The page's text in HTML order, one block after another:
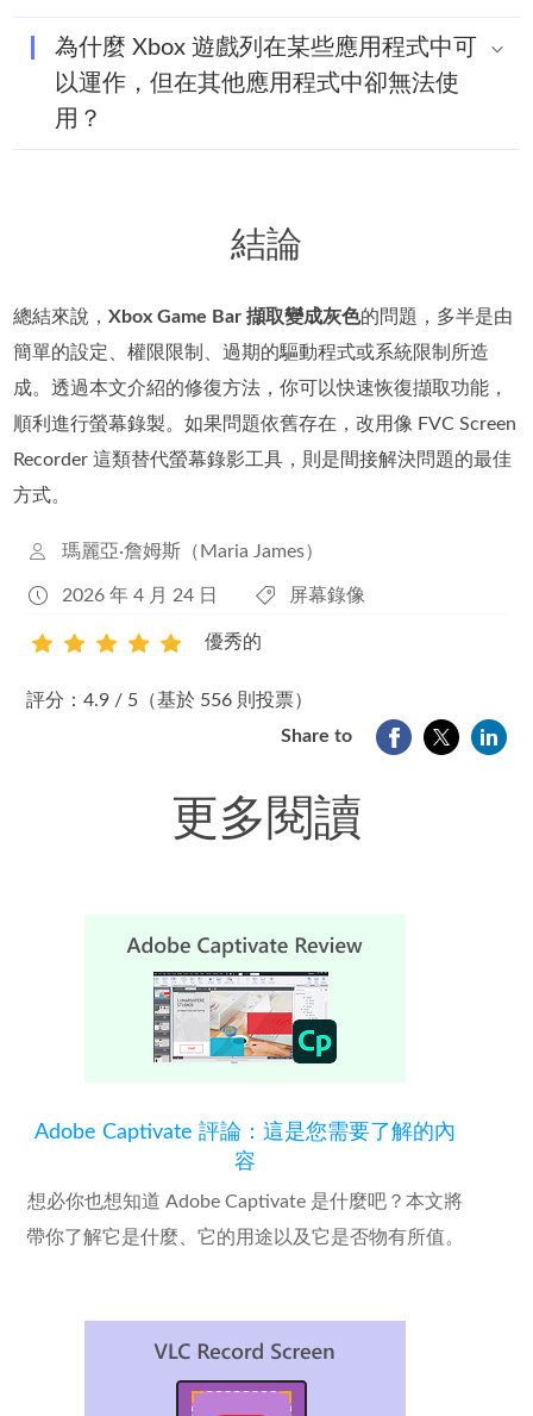
為什麼 Xbox 遊戲列在某些應用程式中可
以運作，但在其他應用程式中卻無法使
用？
結論
總結來說，Xbox Game Bar 擷取變成灰色的問題，多半是由
簡單的設定、權限限制、過期的驅動程式或系統限制所造
成。透過本文介紹的修復方法，你可以快速恢復擷取功能，
順利進行螢幕錄製。如果問題依舊存在，改用像 FVC Screen
Recorder 這類替代螢幕錄影工具，則是間接解決問題的最佳
方式。
瑪麗亞·詹姆斯（Maria James）
2026 年 4 月 24 日 屏幕錄像
1 5
優秀的
評分：4.9 / 5（基於 556 則投票）
Share to
更多閱讀
Adobe Captivate 評論：這是您需要了解的內
容
想必你也想知道 Adobe Captivate 是什麼吧？本文將
帶你了解它是什麼、它的用途以及它是否物有所值。